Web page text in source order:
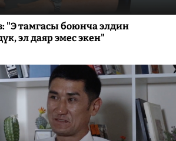
"Э тамгасы боюнча элдин
эл даяр эмес экен"